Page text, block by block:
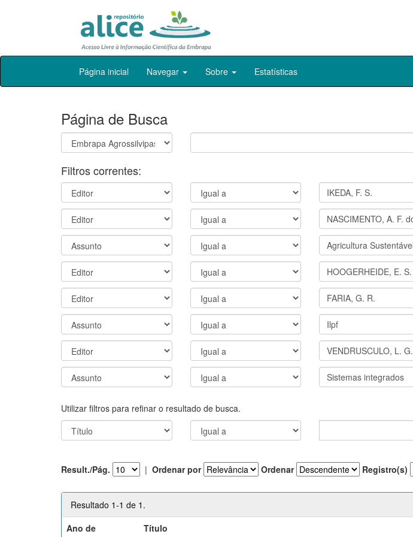
Skip
Página inicial Navegar Sobre Estatísticas
Página de Busca
Filtros correntes:
Utilizar filtros para refinar o resultado de busca.
Result./Pág. | Ordenar por Ordenar Registro(s)
Resultado 1-1 de 1.
Ano de
Título